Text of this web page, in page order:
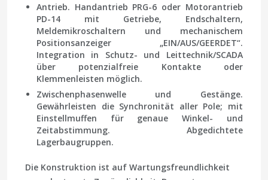
Antrieb. Handantrieb PRG-6 oder Motorantrieb
PD-14 mit Getriebe, Endschaltern,
Meldemikroschaltern und mechanischem
Positionsanzeiger „EIN/AUS/GEERDET“.
Integration in Schutz- und Leittechnik/SCADA
über potenzialfreie Kontakte oder
Klemmenleisten möglich.
Zwischenphasenwelle und Gestänge.
Gewährleisten die Synchronität aller Pole; mit
Einstellmuffen für genaue Winkel- und
Zeitabstimmung. Abgedichtete
Lagerbaugruppen.
Die Konstruktion ist auf Wartungsfreundlichkeit